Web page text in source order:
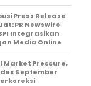
Press Release
PR Newswire
Integrasikan
Media Online
Market Pressure,
September